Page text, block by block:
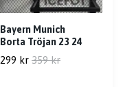
Bayern Munich
Borta Tröjan 23 24
299 kr 359 kr